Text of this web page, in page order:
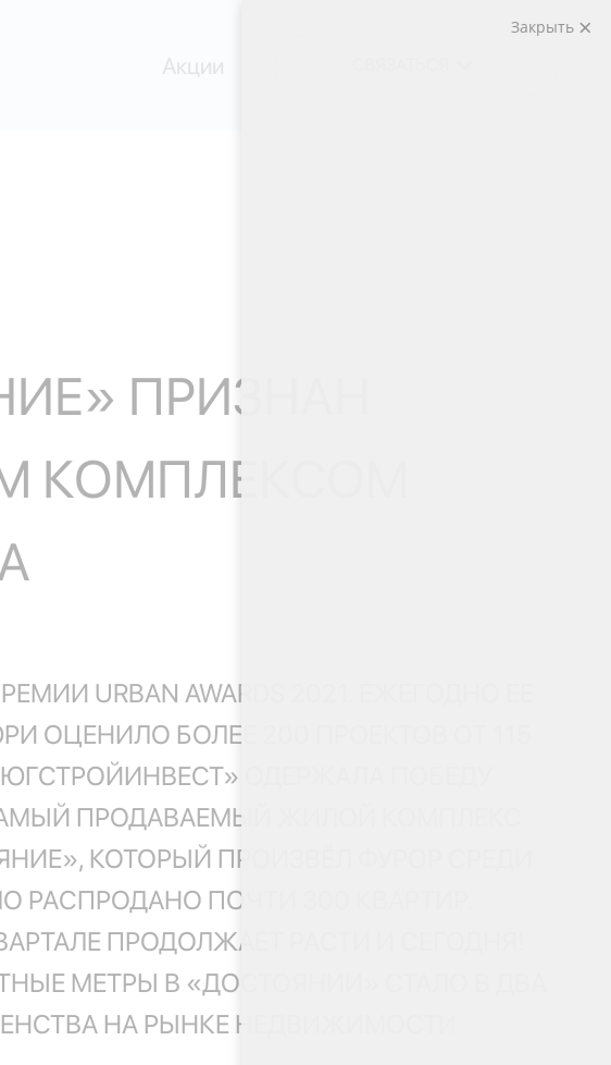
Акции
ПРИЗНАН
URBAN AWARDS 2021. ЕЖЕГОДНО ЕЕ
БОЛЕЕ 200 ПРОЕКТОВ ОТ 115
ОДЕРЖАЛА ПОБЕДУ
ПРОДАВАЕМЫЙ ЖИЛОЙ КОМПЛЕКС
КОТОРЫЙ ПРОИЗВЁЛ ФУРОР СРЕДИ
РАСПРОДАНО ПОЧТИ 300 КВАРТИР.
ПРОДОЛЖАЕТ РАСТИ И СЕГОДНЯ!
МЕТРЫ В «ДОСТОЯНИИ» СТАЛО В ДВА
НА РЫНКЕ НЕДВИЖИМОСТИ
Закрыть